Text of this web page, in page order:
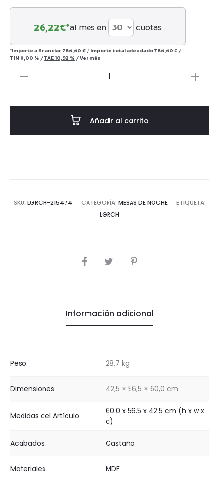
26,22€*al mes en cuotas
*Importe a financiar 786,60 € / Importe total adeudado 786,60 € /
TIN 0,00 % / TAE10,92 % /Ver más
Añadir al carrito
SKU: LGRCH-215474 CATEGORÍA: MESAS DE NOCHE
ETIQUETA:
LGRCH
COMPARTIR
Información adicional
Peso 28,7 kg
Dimensiones 42,5 × 56,5 × 60,0 cm
Medidas del Artículo
60.0 x 56.5 x 42.5 cm (h x w x
d)
Acabados Castaño
Materiales MDF